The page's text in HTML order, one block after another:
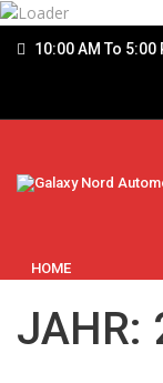
10:00 AM To 5:00
HOME
JAHR: